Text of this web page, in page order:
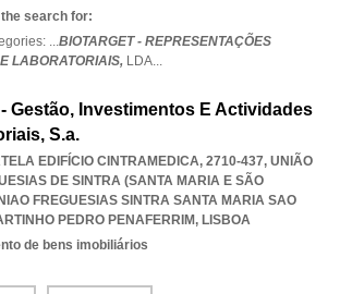
search for:
...BIOTARGET - REPRESENTAÇÕES
LABORATORIAIS, LDA...
Gestão, Investimentos E Actividades
S.a.
EDIFÍCIO CINTRAMEDICA, 2710-437, UNIÃO
DE SINTRA (SANTA MARIA E SÃO
FREGUESIAS SINTRA SANTA MARIA SAO
PEDRO PENAFERRIM, LISBOA
de bens imobiliários